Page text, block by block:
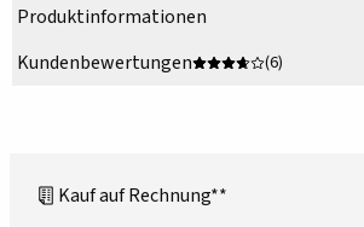
Produktinformationen
Kundenbewertungen
(6)
Kauf auf Rechnung**